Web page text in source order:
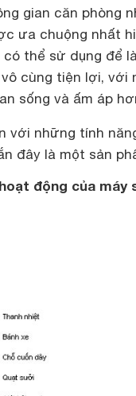
gian căn phòng
ưa chuộng nhất
có thể sử dụng để
cùng tiện lợi, với
sống và ấm áp
với những tính
đây là một sản
động của máy